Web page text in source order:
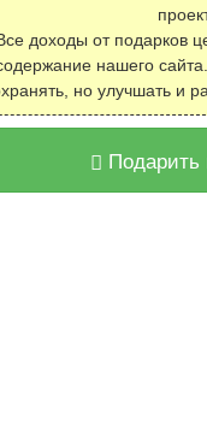
доходы от подарков
нашего
но улучшать и
Подарить